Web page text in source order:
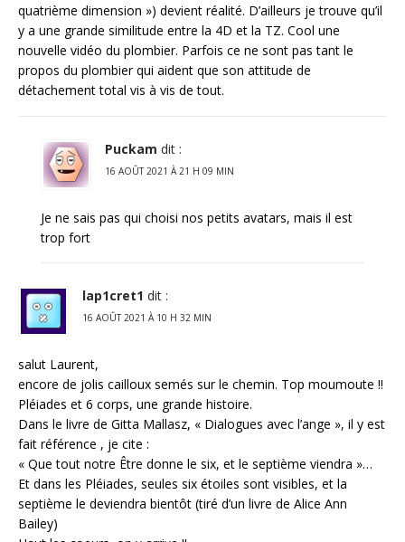
quatrième dimension ») devient réalité. D’ailleurs je trouve qu’il
y a une grande similitude entre la 4D et la TZ. Cool une
nouvelle vidéo du plombier. Parfois ce ne sont pas tant le
propos du plombier qui aident que son attitude de
détachement total vis à vis de tout.
Puckam dit :
16 AOÛT 2021 À 21 H 09 MIN
Je ne sais pas qui choisi nos petits avatars, mais il est
trop fort
lap1cret1 dit :
16 AOÛT 2021 À 10 H 32 MIN
salut Laurent,
encore de jolis cailloux semés sur le chemin. Top moumoute !!
Pléiades et 6 corps, une grande histoire.
Dans le livre de Gitta Mallasz, « Dialogues avec l’ange », il y est
fait référence , je cite :
« Que tout notre Être donne le six, et le septième viendra »…
Et dans les Pléiades, seules six étoiles sont visibles, et la
septième le deviendra bientôt (tiré d’un livre de Alice Ann
Bailey)